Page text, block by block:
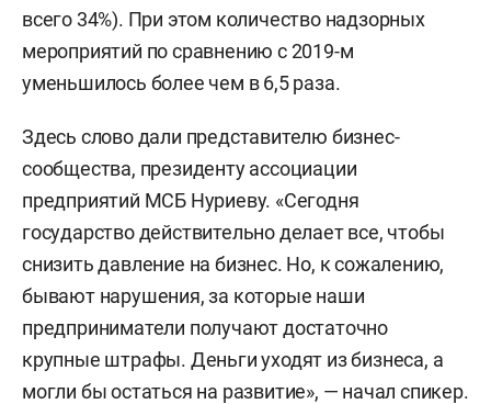
всего 34%). При этом количество надзорных
мероприятий по сравнению с 2019-м
уменьшилось более чем в 6,5 раза.
Здесь слово дали представителю бизнес-
сообщества, президенту ассоциации
предприятий МСБ Нуриеву. «Сегодня
государство действительно делает все, чтобы
снизить давление на бизнес. Но, к сожалению,
бывают нарушения, за которые наши
предприниматели получают достаточно
крупные штрафы. Деньги уходят из бизнеса, а
могли бы остаться на развитие», — начал спикер.